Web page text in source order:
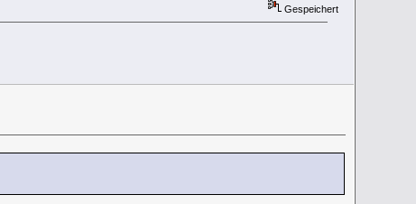
Gespeichert